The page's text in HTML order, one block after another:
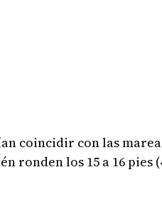
coincidir con las
ronden los 15 a 16 pies